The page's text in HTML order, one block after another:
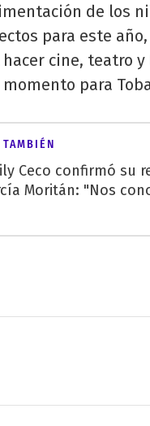
de los
para este
hacer cine, teatro
momento para
TAMBIÉN
Ceco confirmó su
Moritán: "Nos